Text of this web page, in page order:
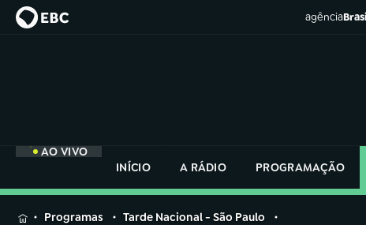
agência
AO VIVO
INÍCIO
A RÁDIO PROGRAMAÇÃO
MENUProgramas Tarde Nacional - São Paulo